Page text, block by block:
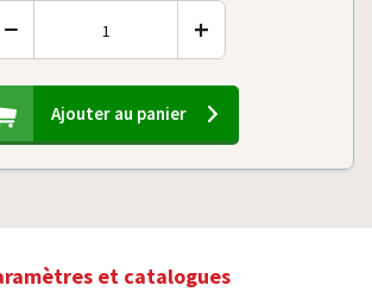
− +
Ajouter au panier
et catalogues